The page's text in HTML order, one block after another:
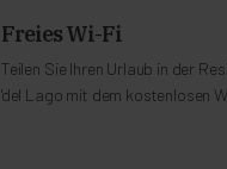
Freies Wi-Fi
Teilen Sie Ihren Urlaub in der
'del Lago mit dem kostenlosen